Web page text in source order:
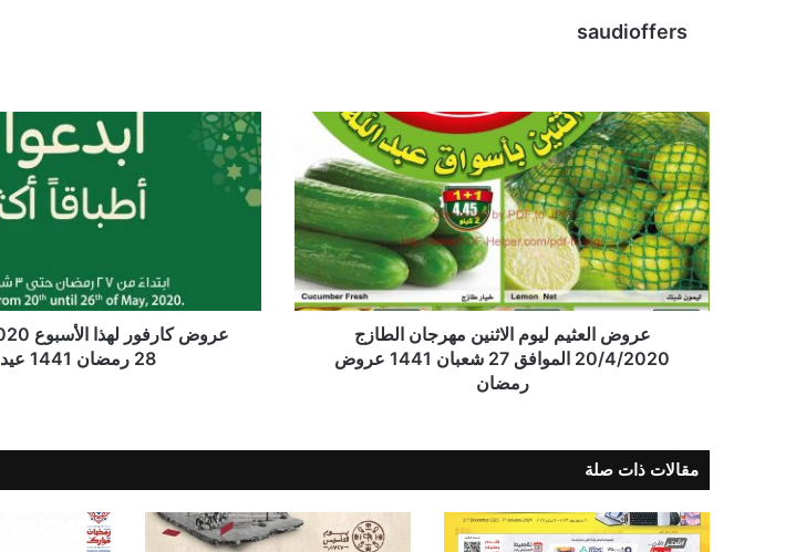
saudioffers
عروض العثيم ليوم الاثنين مهرجان الطازج
20/4/2020 الموافق 27 شعبان 1441 عروض
رمضان
28 رمضان 1441 عيد مبارك
مقالات ذات صلة